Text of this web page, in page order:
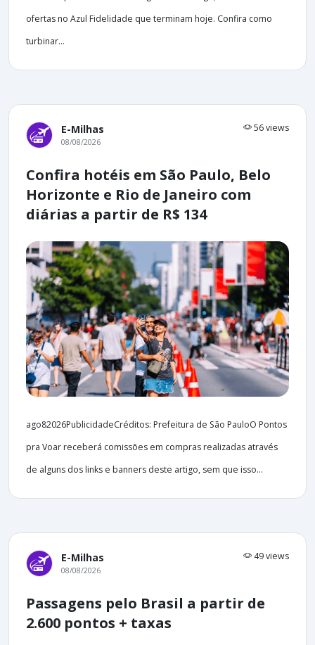
ofertas no Azul Fidelidade que terminam hoje. Confira como
turbinar...
E-Milhas 56 views
08/08/2026
Confira hotéis em São Paulo, Belo
Horizonte e Rio de Janeiro com
diárias a partir de R$ 134
ago82026PublicidadeCréditos: Prefeitura de São PauloO Pontos
pra Voar receberá comissões em compras realizadas através
de alguns dos links e banners deste artigo, sem que isso...
E-Milhas 49 views
08/08/2026
Passagens pelo Brasil a partir de
2.600 pontos + taxas